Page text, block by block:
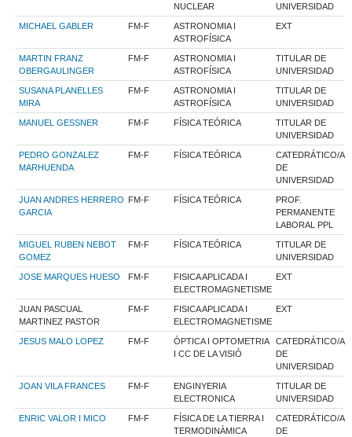
NUCLEAR
UNIVERSIDAD
MICHAEL GABLER FM-F
ASTRONOMIA I
ASTROFÍSICA
EXT
MARTIN FRANZ
OBERGAULINGER
FM-F
ASTRONOMIA I
ASTROFÍSICA
TITULAR DE
UNIVERSIDAD
SUSANA PLANELLES
MIRA
FM-F
ASTRONOMIA I
ASTROFÍSICA
TITULAR DE
UNIVERSIDAD
MANUEL GESSNER FM-F FÍSICA TEÓRICA
TITULAR DE
UNIVERSIDAD
PEDRO GONZALEZ
MARHUENDA
FM-F FÍSICA TEÓRICA
CATEDRÁTICO/A
DE
UNIVERSIDAD
JUAN ANDRES HERRERO
GARCIA
FM-F FÍSICA TEÓRICA
PROF.
PERMANENTE
LABORAL PPL
MIGUEL RUBEN NEBOT
GOMEZ
FM-F FÍSICA TEÓRICA
TITULAR DE
UNIVERSIDAD
JOSE MARQUES HUESO FM-F
FISICA APLICADA I
ELECTROMAGNETISME
EXT
JUAN PASCUAL
MARTINEZ PASTOR
FM-F
FISICA APLICADA I
ELECTROMAGNETISME
EXT
JESUS MALO LOPEZ FM-F
ÒPTICA I OPTOMETRIA
I CC DE LA VISIÓ
CATEDRÁTICO/A
DE
UNIVERSIDAD
JOAN VILA FRANCES FM-F
ENGINYERIA
ELECTRONICA
TITULAR DE
UNIVERSIDAD
ENRIC VALOR I MICO FM-F
FÍSICA DE LA TIERRA I
TERMODINÀMICA
CATEDRÁTICO/A
DE